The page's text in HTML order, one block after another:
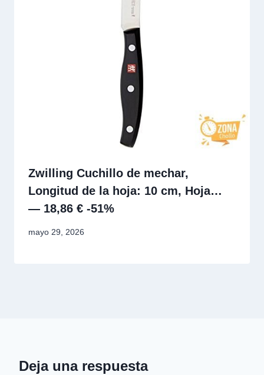
Zwilling Cuchillo de mechar,
Longitud de la hoja: 10 cm, Hoja…
— 18,86 € -51%
mayo 29, 2026
Deja una respuesta